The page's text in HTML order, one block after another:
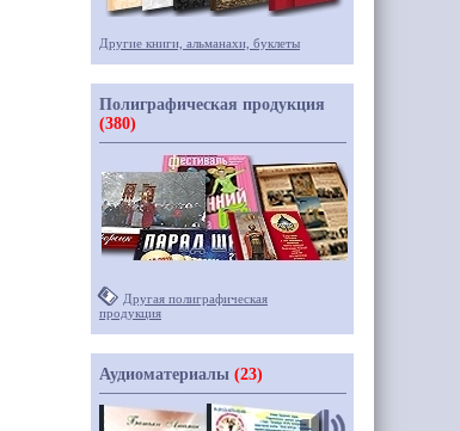
Другие книги, альманахи, буклеты
Полиграфическая продукция
(380)
Другая полиграфическая
продукция
Аудиоматериалы (23)